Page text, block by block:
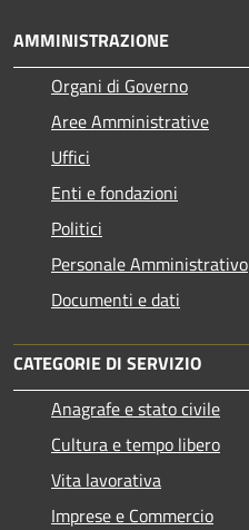
AMMINISTRAZIONE
Organi di Governo
Aree Amministrative
Uffici
Enti e fondazioni
Politici
Personale Amministrativo
Documenti e dati
CATEGORIE DI SERVIZIO
Anagrafe e stato civile
Cultura e tempo libero
Vita lavorativa
Imprese e Commercio